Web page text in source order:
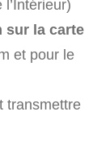
sur la carte
et pour le
transmettre